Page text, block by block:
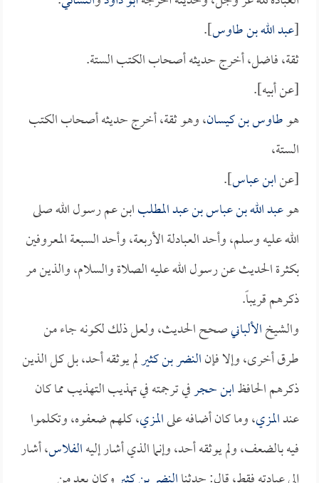
[عبد الله بن طاوس].
ثقة، فاضل، أخرج حديثه أصحاب الكتب الستة.
[عن أبيه].
هوطاوس بن كيسان، وهو ثقة، أخرج حديثه أصحاب الكتب
الستة،
[عنابن عباس].
هوعبد الله بن عباس بن عبد المطلبابن عم رسول الله صلى
الله عليه وسلم، وأحد العبادلة الأربعة، وأحد السبعة المعروفين
بكثرة الحديث عن رسول الله عليه الصلاة والسلام، والذين مر
ذكرهم قريباً.
والشيخالألبانيصحح الحديث، ولعل ذلك لكونه جاء من
طرق أخرى، وإلا فإنالنضر بن كثيرلم يوثقه أحد، بل كل الذين
ذكرهم الحافظابن حجرفي ترجمته في تهذيب التهذيب مما كان
عندالمزي، وما كان أضافه علىالمزي، كلهم ضعفوه، وتكلموا
فيه بالضعف، ولم يوثقه أحد، وإنما الذي أشار إليهالفلاس، أشار